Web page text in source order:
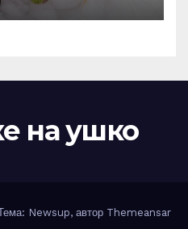
на ушко
Newsup, автор Themeansar